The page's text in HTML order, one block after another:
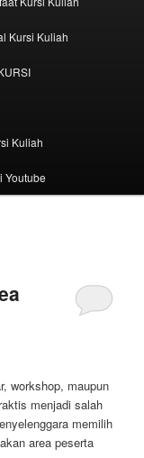
Kursi Kuliah
Kuliah
Youtube
workshop, maupun
menjadi salah
memilih
area peserta